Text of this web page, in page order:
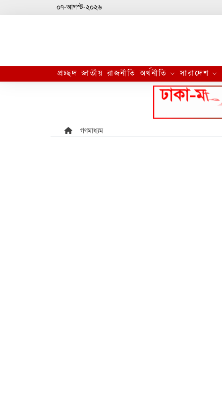
০৭-আগস্ট-২০২৬
প্রচ্ছদ জাতীয় রাজনীতি অর্থনীতি সারাদেশ
গণমাধ্যম